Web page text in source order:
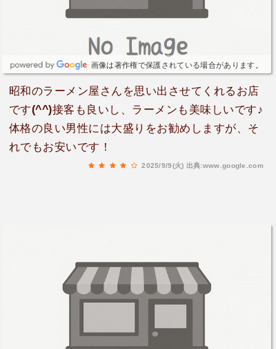
画像は著作権で保護されている場合があります。
昭和のラーメン屋さんを思い出させてくれるお店
です(^^)接客も良いし、ラーメンも美味しいです♪
体格の良い男性には大盛りをお勧めしますが、そ
れでもお安いです！
2025/9/9(火) 出典:www.google.com